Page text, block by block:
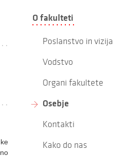
O fakulteti
Poslanstvo in vizija
Vodstvo
Organi fakultete
Osebje
Kontakti
Kako do nas